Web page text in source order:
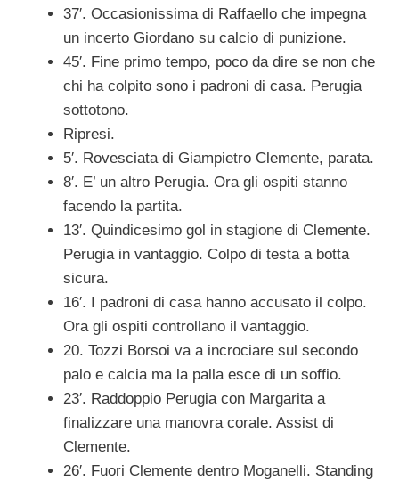
37′. Occasionissima di Raffaello che impegna
un incerto Giordano su calcio di punizione.
45′. Fine primo tempo, poco da dire se non che
chi ha colpito sono i padroni di casa. Perugia
sottotono.
Ripresi.
5′. Rovesciata di Giampietro Clemente, parata.
8′. E’ un altro Perugia. Ora gli ospiti stanno
facendo la partita.
13′. Quindicesimo gol in stagione di Clemente.
Perugia in vantaggio. Colpo di testa a botta
sicura.
16′. I padroni di casa hanno accusato il colpo.
Ora gli ospiti controllano il vantaggio.
20. Tozzi Borsoi va a incrociare sul secondo
palo e calcia ma la palla esce di un soffio.
23′. Raddoppio Perugia con Margarita a
finalizzare una manovra corale. Assist di
Clemente.
26′. Fuori Clemente dentro Moganelli. Standing